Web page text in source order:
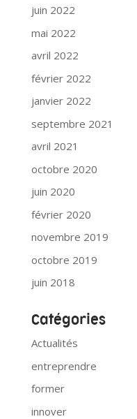
juin 2022
mai 2022
avril 2022
février 2022
janvier 2022
septembre 2021
avril 2021
octobre 2020
juin 2020
février 2020
novembre 2019
octobre 2019
juin 2018
Catégories
Actualités
entreprendre
former
innover